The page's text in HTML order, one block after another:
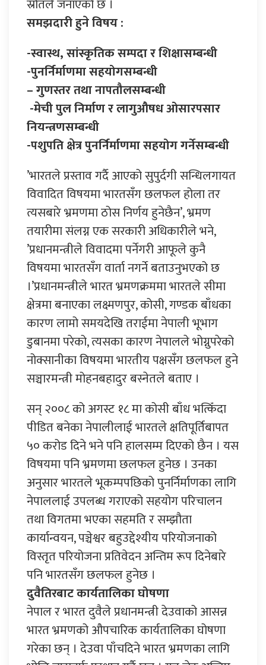
स्रोतले जनाएको छ ।
समझदारी हुने विषय :
-स्वास्थ, सांस्कृतिक सम्पदा र शिक्षासम्बन्धी
-पुनर्निर्माणमा सहयोगसम्बन्धी
– गुणस्तर तथा नापतौलसम्बन्धी
-मेची पुल निर्माण र लागुऔषध ओसारपसार
नियन्त्रणसम्बन्धी
-पशुपति क्षेत्र पुनर्निर्माणमा सहयोग गर्नेसम्बन्धी
’भारतले प्रस्ताव गर्दै आएको सुपुर्दगी सन्धिलगायत
विवादित विषयमा भारतसँग छलफल होला तर
त्यसबारे भ्रमणमा ठोस निर्णय हुनेछैन’, भ्रमण
तयारीमा संलग्न एक सरकारी अधिकारीले भने,
’प्रधानमन्त्रीले विवादमा पर्नेगरी आफूले कुनै
विषयमा भारतसँग वार्ता नगर्ने बताउनुभएको छ
।’प्रधानमन्त्रीले भारत भ्रमणक्रममा भारतले सीमा
क्षेत्रमा बनाएका लक्ष्मणपुर, कोसी, गण्डक बाँधका
कारण लामो समयदेखि तराईमा नेपाली भूभाग
डुबानमा परेको, त्यसका कारण नेपालले भोग्नुपरेको
नोक्सानीका विषयमा भारतीय पक्षसँग छलफल हुने
सञ्चारमन्त्री मोहनबहादुर बस्नेतले बताए ।
सन् २००८ को अगस्ट १८ मा कोसी बाँध भत्किँदा
पीडित बनेका नेपालीलाई भारतले क्षतिपूर्तिबापत
५० करोड दिने भने पनि हालसम्म दिएको छैन । यस
विषयमा पनि भ्रमणमा छलफल हुनेछ । उनका
अनुसार भारतले भूकम्पपछिको पुनर्निर्माणका लागि
नेपाललाई उपलब्ध गराएको सहयोग परिचालन
तथा विगतमा भएका सहमति र सम्झौता
कार्यान्वयन, पञ्चेश्वर बहुउद्देश्यीय परियोजनाको
विस्तृत परियोजना प्रतिवेदन अन्तिम रूप दिनेबारे
पनि भारतसँग छलफल हुनेछ ।
दुवैतिरबाट कार्यतालिका घोषणा
नेपाल र भारत दुवैले प्रधानमन्त्री देउवाको आसन्न
भारत भ्रमणको औपचारिक कार्यतालिका घोषणा
गरेका छन् । देउवा पाँचदिने भारत भ्रमणका लागि